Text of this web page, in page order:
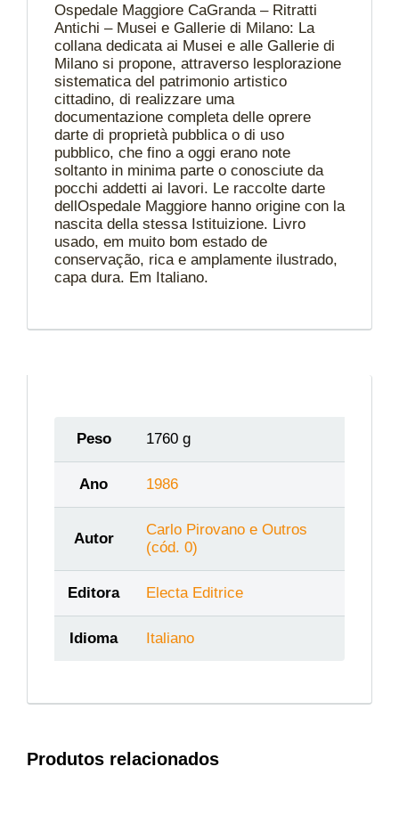
Ospedale Maggiore CaGranda – Ritratti
Antichi – Musei e Gallerie di Milano: La
collana dedicata ai Musei e alle Gallerie di
Milano si propone, attraverso lesplorazione
sistematica del patrimonio artistico
cittadino, di realizzare uma
documentazione completa delle oprere
darte di proprietà pubblica o di uso
pubblico, che fino a oggi erano note
soltanto in minima parte o conosciute da
pocchi addetti ai lavori. Le raccolte darte
dellOspedale Maggiore hanno origine con la
nascita della stessa Istituizione. Livro
usado, em muito bom estado de
conservação, rica e amplamente ilustrado,
capa dura. Em Italiano.
Peso 1760 g
Ano 1986
Autor
Carlo Pirovano e Outros
(cód. 0)
Editora Electa Editrice
Idioma Italiano
Produtos relacionados